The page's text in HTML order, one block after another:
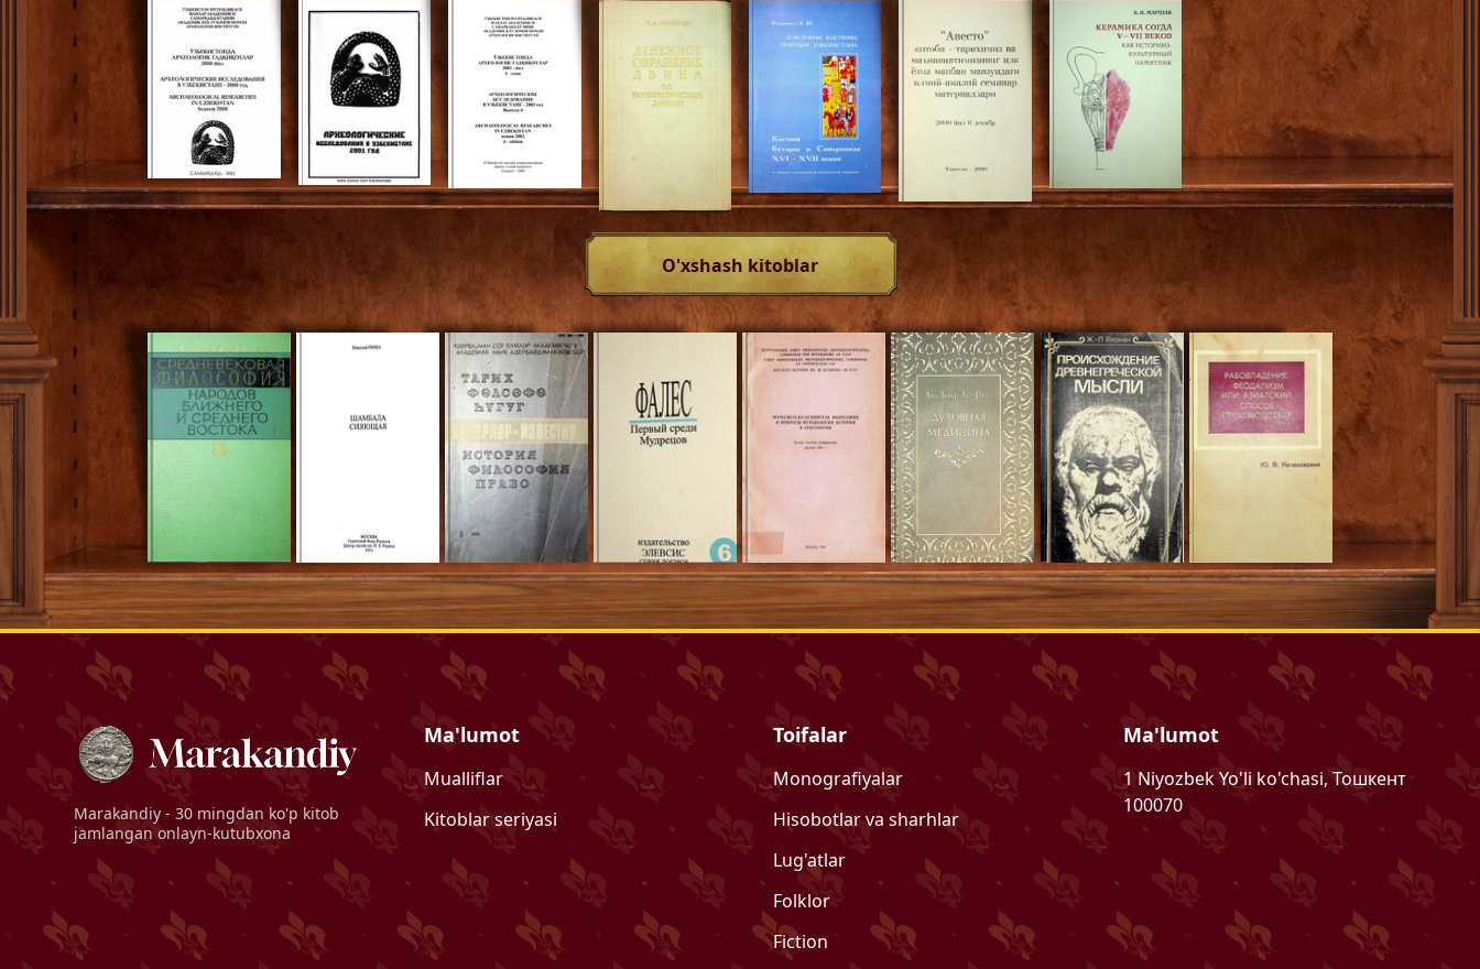
O'xshash kitoblar
Marakandiy- 30 mingdan ko'p kitob
jamlangan onlayn-kutubxona
Ma'lumot
Mualliflar
Kitoblar seriyasi
Toifalar
Monografiyalar
Hisobotlar va sharhlar
Lug'atlar
Folklor
Fiction
Ma'lumot
1 Niyozbek Yo'li ko'chasi, Тошкент
100070